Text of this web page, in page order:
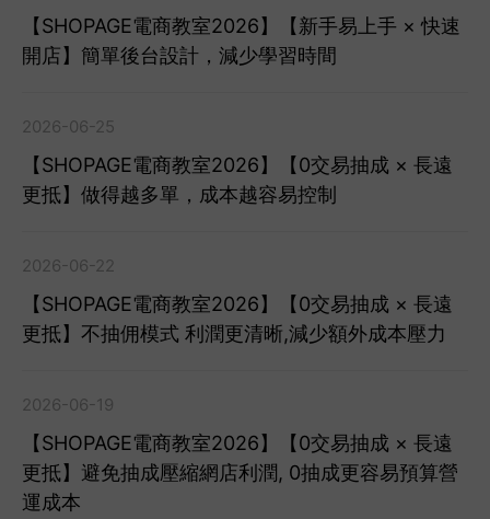
【SHOPAGE電商教室2026】【新手易上手 × 快速
開店】簡單後台設計，減少學習時間
2026-06-25
【SHOPAGE電商教室2026】【0交易抽成 × 長遠
更抵】做得越多單，成本越容易控制
2026-06-22
【SHOPAGE電商教室2026】【0交易抽成 × 長遠
更抵】不抽佣模式 利潤更清晰,減少額外成本壓力
2026-06-19
【SHOPAGE電商教室2026】【0交易抽成 × 長遠
更抵】避免抽成壓縮網店利潤, 0抽成更容易預算營
運成本